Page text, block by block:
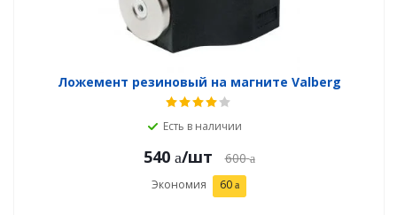
Ложемент резиновый на магните Valberg
Есть в наличии
540 /шт 600
Экономия 60